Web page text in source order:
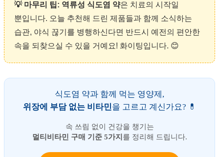
💡 마무리 팁: 역류성 식도염 약은 치료의 시작일
뿐입니다. 오늘 추천해 드린 제품들과 함께 소식하는
습관, 야식 끊기를 병행하신다면 반드시 예전의 편안한
속을 되찾으실 수 있을 거예요! 화이팅입니다. 😊
식도염 약과 함께 먹는 영양제,
위장에 부담 없는 비타민을 고르고 계신가요? 💊
속 쓰림 없이 건강을 챙기는
멀티비타민 구매 기준 5가지를 정리해 드립니다.